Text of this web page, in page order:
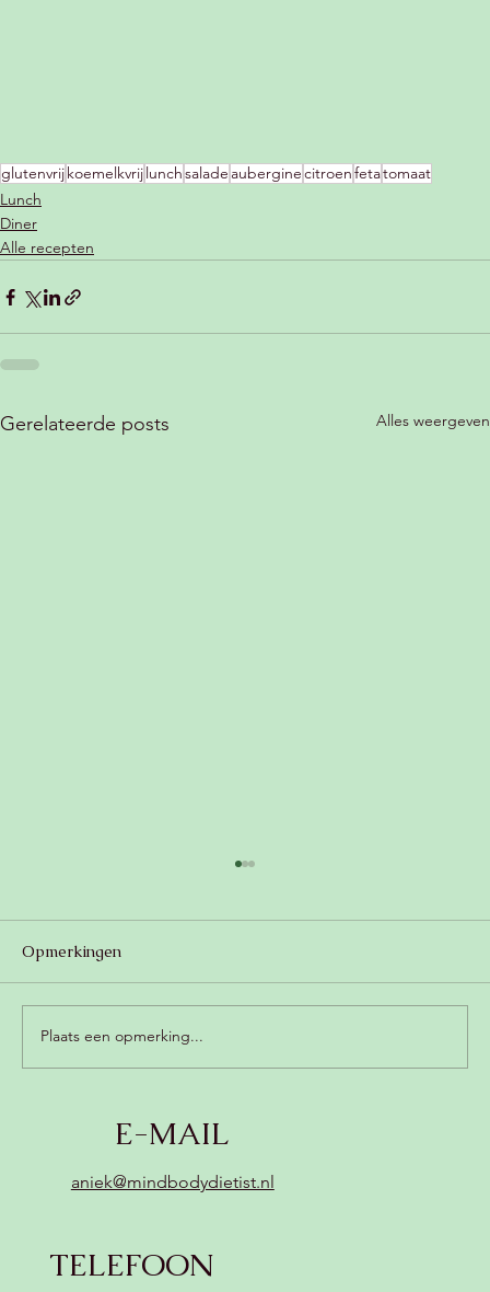
glutenvrij koemelkvrij lunchsalade auberginecitroenfetatomaat
Lunch
Diner
Alle recepten
Gerelateerde posts Alles weergeven
Romige champignonsoep met kokos
(zonder zuivel, vegan) 😍
Opmerkingen
Plaats een opmerking...
TELEFOON
E-MAIL
aniek@mindbodydietist.nl